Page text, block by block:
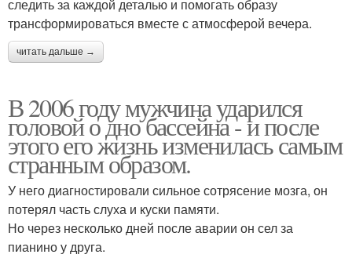
следить за каждой деталью и помогать образу
трансформироваться вместе с атмосферой вечера.
читать дальше →
В 2006 году мужчина ударился
головой о дно бассейна - и после
этого его жизнь изменилась самым
странным образом.
У него диагностировали сильное сотрясение мозга, он
потерял часть слуха и куски памяти.
Но через несколько дней после аварии он сел за
пианино у друга.